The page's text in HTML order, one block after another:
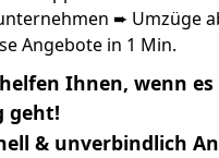
➨ Umzüge
Angebote in 1 Min.
Ihnen, wenn
geht!
& unverbindlich